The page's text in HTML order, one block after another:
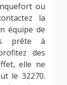
ou
la
équipe de
prête à
des
elle ne
le 32270.